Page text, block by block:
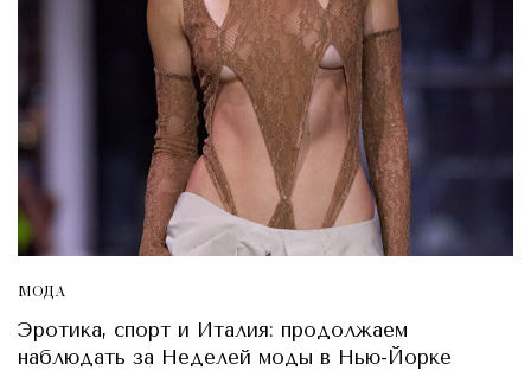
МОДА
Эротика, спорт и Италия: продолжаем
наблюдать за Неделей моды в Нью-Йорке